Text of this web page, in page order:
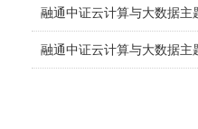
融通中证云计算与大数据
融通中证云计算与大数据